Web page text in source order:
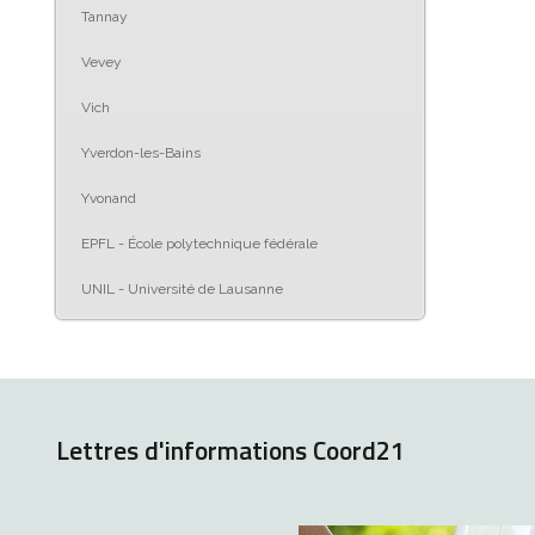
Tannay
Vevey
Vich
Yverdon-les-Bains
Yvonand
EPFL - École polytechnique fédérale
UNIL - Université de Lausanne
Lettres d'informations Coord21